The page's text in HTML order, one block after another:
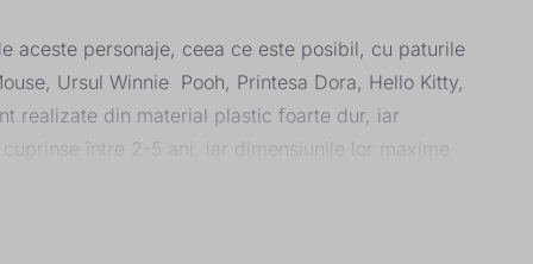
aceste personaje, ceea ce este posibil, cu paturile
Ursul Winnie Pooh, Printesa Dora, Hello Kitty,
realizate din material plastic foarte dur, iar
între 2-5 ani, iar dimensiunile lor maxime